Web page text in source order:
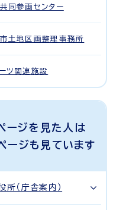
同参画センター
土地区画整理事務所
ツ関連施設
ージを見た人は
ージも見ています
所（庁舎案内）